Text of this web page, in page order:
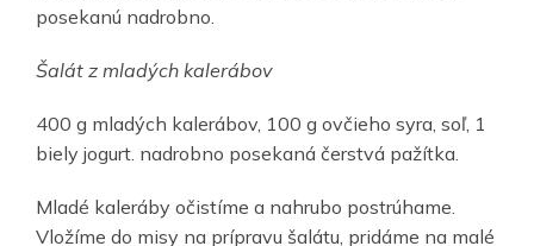
posekanú nadrobno.
Šalát z mladých kalerábov
400 g mladých kalerábov, 100 g ovčieho syra, soľ, 1
biely jogurt. nadrobno posekaná čerstvá pažítka.
Mladé kaleráby očistíme a nahrubo postrúhame.
Vložíme do misy na prípravu šalátu, pridáme na malé